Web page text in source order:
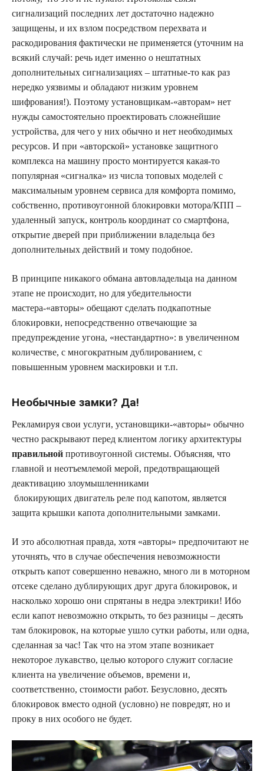
сигнализаций последних лет достаточно надежно
защищены, и их взлом посредством перехвата и
раскодирования фактически не применяется (уточним на
всякий случай: речь идет именно о нештатных
дополнительных сигнализациях – штатные-то как раз
нередко уязвимы и обладают низким уровнем
шифрования!). Поэтому установщикам-«авторам» нет
нужды самостоятельно проектировать сложнейшие
устройства, для чего у них обычно и нет необходимых
ресурсов. И при «авторской» установке защитного
комплекса на машину просто монтируется какая-то
популярная «сигналка» из числа топовых моделей с
максимальным уровнем сервиса для комфорта помимо,
собственно, противоугонной блокировки мотора/КПП –
удаленный запуск, контроль координат со смартфона,
открытие дверей при приближении владельца без
дополнительных действий и тому подобное.
В принципе никакого обмана автовладельца на данном
этапе не происходит, но для убедительности
мастера-«авторы» обещают сделать подкапотные
блокировки, непосредственно отвечающие за
предупреждение угона, «нестандартно»: в увеличенном
количестве, с многократным дублированием, с
повышенным уровнем маскировки и т.п.
Необычные замки? Да!
Рекламируя свои услуги, установщики-«авторы» обычно
честно раскрывают перед клиентом логику архитектуры
правильной противоугонной системы. Объясняя, что
главной и неотъемлемой мерой, предотвращающей
деактивацию злоумышленниками
блокирующих двигатель реле под капотом, является
защита крышки капота дополнительными замками.
И это абсолютная правда, хотя «авторы» предпочитают не
уточнять, что в случае обеспечения невозможности
открыть капот совершенно неважно, много ли в моторном
отсеке сделано дублирующих друг друга блокировок, и
насколько хорошо они спрятаны в недра электрики! Ибо
если капот невозможно открыть, то без разницы – десять
там блокировок, на которые ушло сутки работы, или одна,
сделанная за час! Так что на этом этапе возникает
некоторое лукавство, целью которого служит согласие
клиента на увеличение объемов, времени и,
соответственно, стоимости работ. Безусловно, десять
блокировок вместо одной (условно) не повредят, но и
проку в них особого не будет.